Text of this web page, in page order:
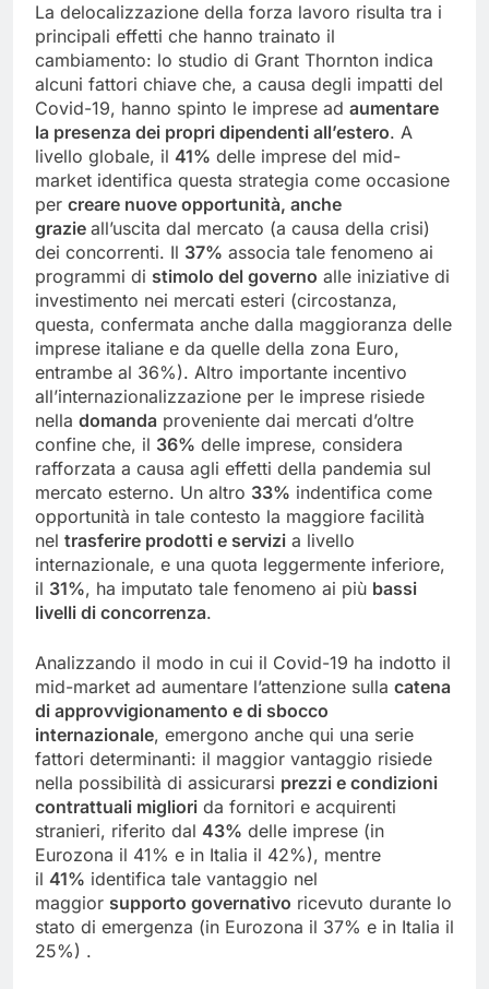
La delocalizzazione della forza lavoro risulta tra i
principali effetti che hanno trainato il
cambiamento: lo studio di Grant Thornton indica
alcuni fattori chiave che, a causa degli impatti del
Covid-19, hanno spinto le imprese ad aumentare
la presenza dei propri dipendenti all’estero. A
livello globale, il 41% delle imprese del mid-
market identifica questa strategia come occasione
per creare nuove opportunità, anche
grazie all’uscita dal mercato (a causa della crisi)
dei concorrenti. Il 37% associa tale fenomeno ai
programmi di stimolo del governo alle iniziative di
investimento nei mercati esteri (circostanza,
questa, confermata anche dalla maggioranza delle
imprese italiane e da quelle della zona Euro,
entrambe al 36%). Altro importante incentivo
all’internazionalizzazione per le imprese risiede
nella domanda proveniente dai mercati d’oltre
confine che, il 36% delle imprese, considera
rafforzata a causa agli effetti della pandemia sul
mercato esterno. Un altro 33% indentifica come
opportunità in tale contesto la maggiore facilità
nel trasferire prodotti e servizi a livello
internazionale, e una quota leggermente inferiore,
il 31%, ha imputato tale fenomeno ai più bassi
livelli di concorrenza.
Analizzando il modo in cui il Covid-19 ha indotto il
mid-market ad aumentare l’attenzione sulla catena
di approvvigionamento e di sbocco
internazionale, emergono anche qui una serie
fattori determinanti: il maggior vantaggio risiede
nella possibilità di assicurarsi prezzi e condizioni
contrattuali migliori da fornitori e acquirenti
stranieri, riferito dal 43% delle imprese (in
Eurozona il 41% e in Italia il 42%), mentre
il 41% identifica tale vantaggio nel
maggior supporto governativo ricevuto durante lo
stato di emergenza (in Eurozona il 37% e in Italia il
25%) .